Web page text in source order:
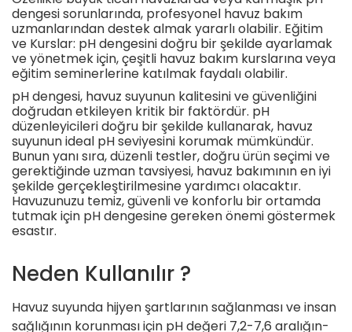
dengesi sorunlarında, profesyonel havuz bakım
uzmanlarından destek almak yararlı olabilir. Eğitim
ve Kurslar: pH dengesini doğru bir şekilde ayarlamak
ve yönetmek için, çeşitli havuz bakım kurslarına veya
eğitim seminerlerine katılmak faydalı olabilir.
pH dengesi, havuz suyunun kalitesini ve güvenliğini
doğrudan etkileyen kritik bir faktördür. pH
düzenleyicileri doğru bir şekilde kullanarak, havuz
suyunun ideal pH seviyesini korumak mümkündür.
Bunun yanı sıra, düzenli testler, doğru ürün seçimi ve
gerektiğinde uzman tavsiyesi, havuz bakımının en iyi
şekilde gerçekleştirilmesine yardımcı olacaktır.
Havuzunuzu temiz, güvenli ve konforlu bir ortamda
tutmak için pH dengesine gereken önemi göstermek
esastır.
Neden Kullanılır ?
Havuz suyunda hijyen şartlarının sağlanması ve insan
sağlığının korunması için pH değeri 7,2-7,6 aralığın-